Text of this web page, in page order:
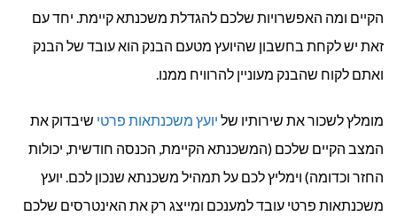
הקיים ומה האפשרויות שלכם להגדלת משכנתא קיימת. יחד עם
זאת יש לקחת בחשבון שהיועץ מטעם הבנק הוא עובד של הבנק
ואתם לקוח שהבנק מעוניין להרוויח ממנו.
מומלץ לשכור את שירותיו של יועץ משכנתאות פרטי שיבדוק את
המצב הקיים שלכם (המשכנתא הקיימת, הכנסה חודשית, יכולות
החזר וכדומה) וימליץ לכם על תמהיל משכנתא שנכון לכם. יועץ
משכנתאות פרטי עובד למענכם ומייצג רק את האינטרסים שלכם